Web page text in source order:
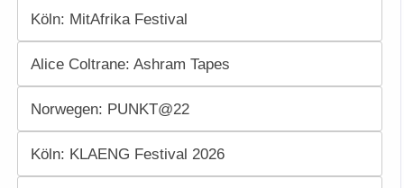
Köln: MitAfrika Festival
Alice Coltrane: Ashram Tapes
Norwegen: PUNKT@22
Köln: KLAENG Festival 2026